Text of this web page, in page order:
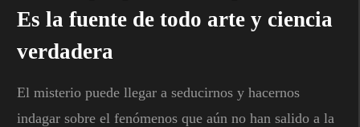
Es la fuente de todo arte y ciencia
verdadera
El misterio puede llegar a seducirnos y hacernos
indagar sobre el fenómenos que aún no han salido a la